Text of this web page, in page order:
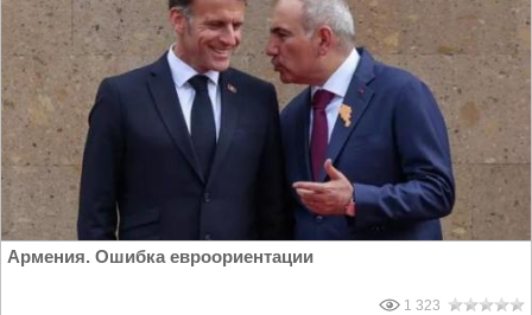
Армения. Ошибка евроориентации
1 323